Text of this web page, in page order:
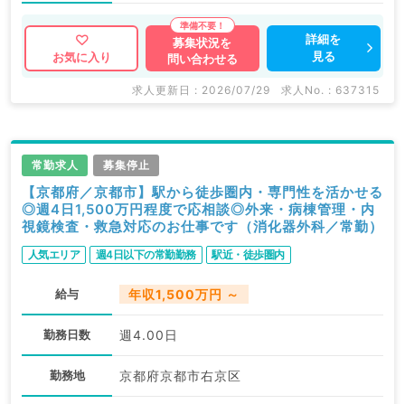
お気に入り
募集状況を
問い合わせる
詳細を
見る
求人更新日 : 2026/07/29 求人No. : 637315
常勤求人 募集停止
【京都府／京都市】駅から徒歩圏内・専門性を活かせる
◎週4日1,500万円程度で応相談◎外来・病棟管理・内
視鏡検査・救急対応のお仕事です（消化器外科／常勤）
人気エリア 週4日以下の常勤勤務 駅近・徒歩圏内
給与 年収1,500万円 ～
勤務日数 週4.00日
勤務地 京都府京都市右京区